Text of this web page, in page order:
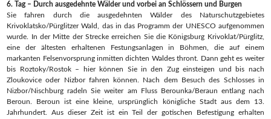
6. Tag – Durch ausgedehnte Wälder und vorbei an Schlössern und Burgen
Sie fahren durch die ausgedehnten Wälder des Naturschutzgebietes
Krivoklatsko/Pürglitzer Wald, das in das Programm der UNESCO aufgenommen
wurde. In der Mitte der Strecke erreichen Sie die Königsburg Krivoklat/Pürglitz,
eine der ältesten erhaltenen Festungsanlagen in Böhmen, die auf einem
markanten Felsenvorsprung inmitten dichten Waldes thront. Dann geht es weiter
bis Roztoky/Rostok – hier können Sie in den Zug einsteigen und bis nach
Zloukovice oder Nizbor fahren können. Nach dem Besuch des Schlosses in
Nizbor/Nischburg radeln Sie weiter am Fluss Berounka/Beraun entlang nach
Beroun. Beroun ist eine kleine, ursprünglich königliche Stadt aus dem 13.
Jahrhundert. Aus dieser Zeit ist ein Teil der gotischen Befestigung erhalten